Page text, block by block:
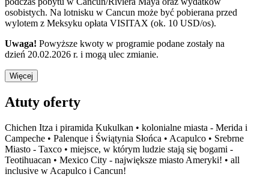
osobistych. Na lotnisku w Cancun może być pobierana przed
wylotem z Meksyku opłata VISITAX (ok. 10 USD/os).
Uwaga! Powyższe kwoty w programie podane zostały na
dzień 20.02.2026 r. i mogą ulec zmianie.
Więcej
Atuty oferty
Chichen Itza i piramida Kukulkan • kolonialne miasta - Merida i
Campeche • Palenque i Świątynia Słońca • Acapulco • Srebrne
Miasto - Taxco • miejsce, w którym ludzie stają się bogami -
Teotihuacan • Mexico City - największe miasto Ameryki! • all
inclusive w Acapulco i Cancun!